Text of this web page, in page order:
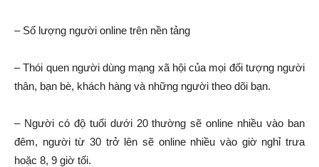
– Số lượng người online trên nền tảng
– Thói quen người dùng mạng xã hội của mọi đối tượng người
thân, bạn bè, khách hàng và những người theo dõi bạn.
– Người có độ tuổi dưới 20 thường sẽ online nhiều vào ban
đêm, người từ 30 trở lên sẽ online nhiều vào giờ nghỉ trưa
hoặc 8, 9 giờ tối.